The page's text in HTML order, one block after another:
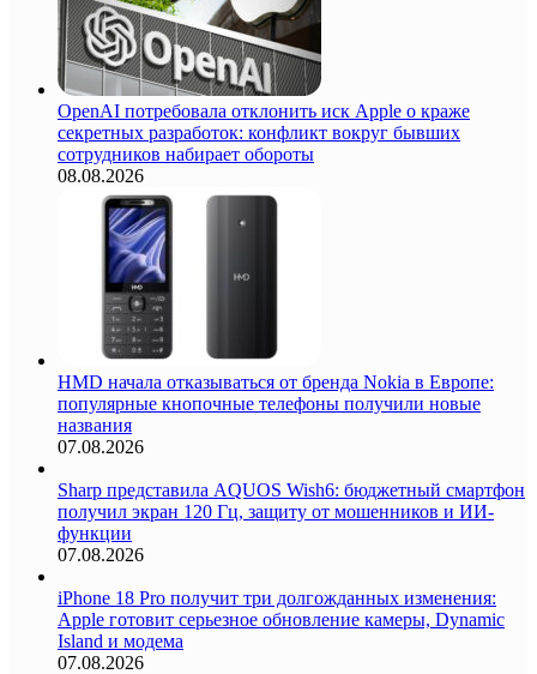
OpenAI потребовала отклонить иск Apple о краже
секретных разработок: конфликт вокруг бывших
сотрудников набирает обороты
08.08.2026
HMD начала отказываться от бренда Nokia в Европе:
популярные кнопочные телефоны получили новые
названия
07.08.2026
Sharp представила AQUOS Wish6: бюджетный смартфон
получил экран 120 Гц, защиту от мошенников и ИИ-
функции
07.08.2026
iPhone 18 Pro получит три долгожданных изменения:
Apple готовит серьезное обновление камеры, Dynamic
Island и модема
07.08.2026